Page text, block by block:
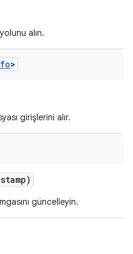
alın.
>
girişlerini alır.
güncelleyin.